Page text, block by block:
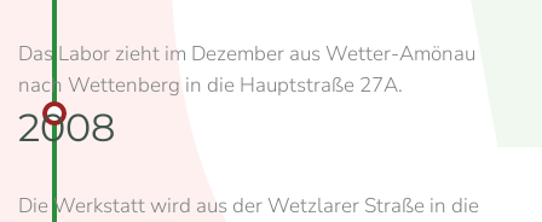
Das Labor zieht im Dezember aus Wetter-Amönau
nach Wettenberg in die Hauptstraße 27A.
2008
Die Werkstatt wird aus der Wetzlarer Straße in die